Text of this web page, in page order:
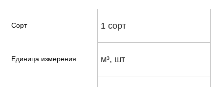
Сорт 1 сорт
Единица измерения м³, шт